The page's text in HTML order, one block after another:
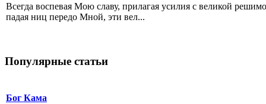
Всегда воспевая Мою славу, прилагая усилия с великой
падая ниц передо Мной, эти вел...
Популярные статьи
Бог Кама